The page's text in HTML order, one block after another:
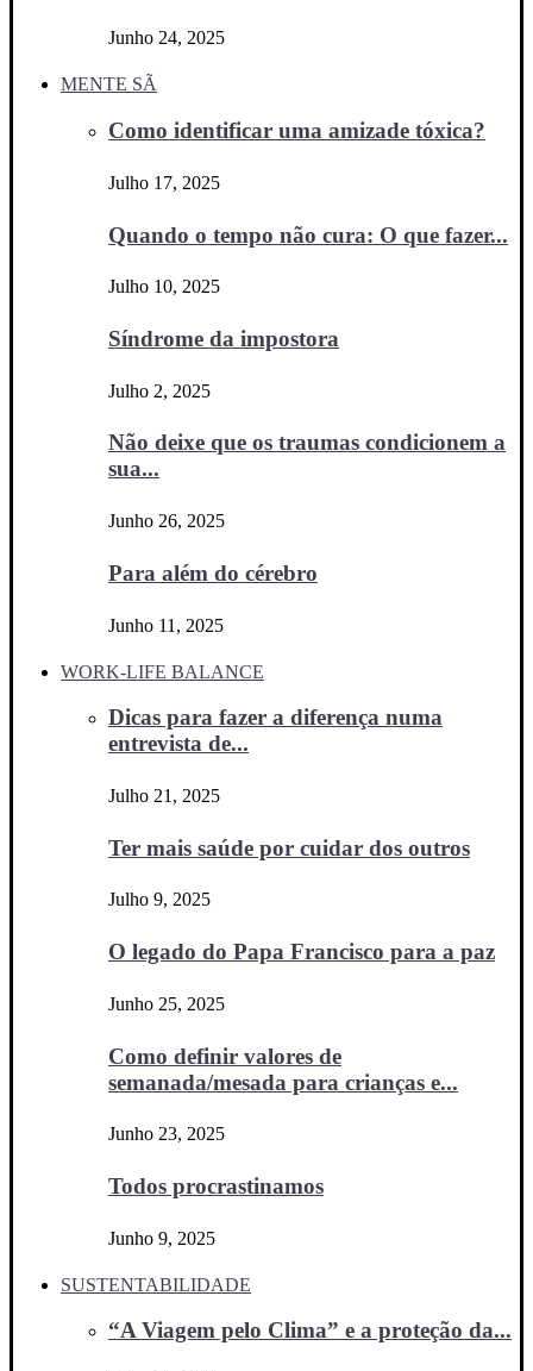
Junho 24, 2025
MENTE SÃ
Como identificar uma amizade tóxica?
Julho 17, 2025
Quando o tempo não cura: O que fazer...
Julho 10, 2025
Síndrome da impostora
Julho 2, 2025
Não deixe que os traumas condicionem a
sua...
Junho 26, 2025
Para além do cérebro
Junho 11, 2025
WORK-LIFE BALANCE
Dicas para fazer a diferença numa
entrevista de...
Julho 21, 2025
Ter mais saúde por cuidar dos outros
Julho 9, 2025
O legado do Papa Francisco para a paz
Junho 25, 2025
Como definir valores de
semanada/mesada para crianças e...
Junho 23, 2025
Todos procrastinamos
Junho 9, 2025
SUSTENTABILIDADE
“A Viagem pelo Clima” e a proteção da...